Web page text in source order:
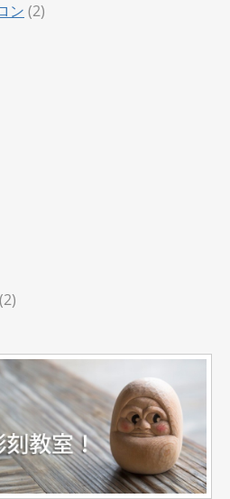
ン (2)
(2)